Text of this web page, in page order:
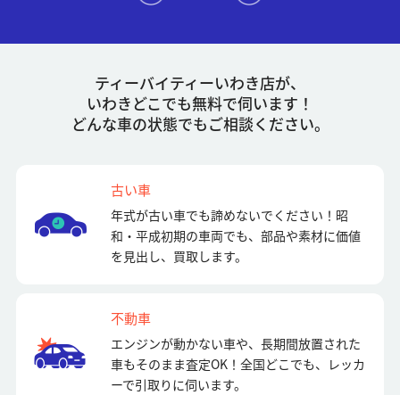
ティーバイティーいわき店が、
いわきどこでも無料で伺います！
どんな車の状態でもご相談ください。
古い車
年式が古い車でも諦めないでください！昭
和・平成初期の車両でも、部品や素材に価値
を見出し、買取します。
不動車
エンジンが動かない車や、長期間放置された
車もそのまま査定OK！全国どこでも、レッカ
ーで引取りに伺います。